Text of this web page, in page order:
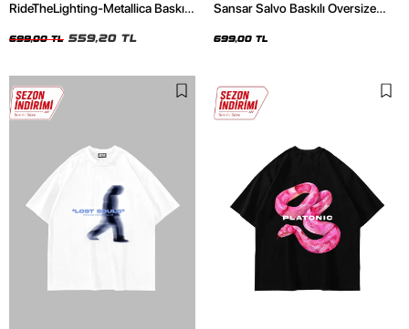
RideTheLighting-Metallica Baskılı
Tshirt
699,00 TL 559,20 TL
Sansar Salvo Baskılı Oversize
699,00 TL